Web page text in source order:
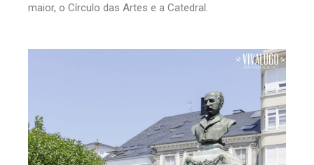
maior, o Círculo das Artes e a Catedral.